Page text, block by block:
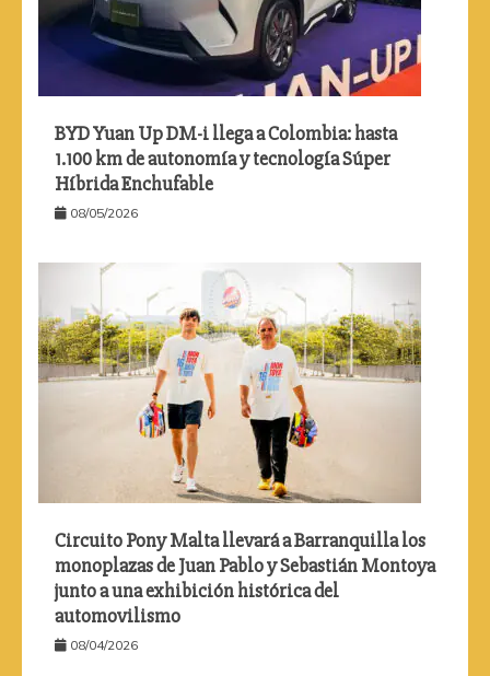
BYD Yuan Up DM-i llega a Colombia: hasta
1.100 km de autonomía y tecnología Súper
Híbrida Enchufable
08/05/2026
Circuito Pony Malta llevará a Barranquilla los
monoplazas de Juan Pablo y Sebastián Montoya
junto a una exhibición histórica del
automovilismo
08/04/2026